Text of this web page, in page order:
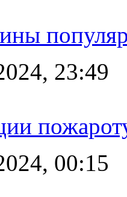
23:49
00:15